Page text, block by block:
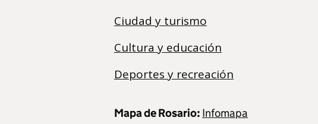
Ciudad y turismo
Cultura y educación
Deportes y recreación
Mapa de Rosario: Infomapa